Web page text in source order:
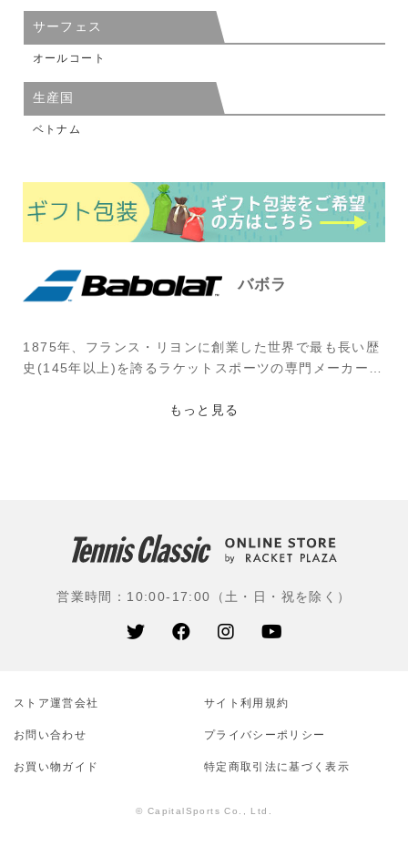
サーフェス
オールコート
生産国
ベトナム
バボラ
1875年、フランス・リヨンに創業した世界で最も長い歴
史(145年以上)を誇るラケットスポーツの専門メーカー。
に張るストリング(羊の腸で作られたナチュラル・ガッ
プレーヤーから支持されている。
アルカラス(スペイン)、フィリックス・オジェ・アリア
ン・ノリー(イギリス)、ドミニク・ティエム(オーストリ
エル太郎(エイブル)、綿貫陽介(フリー)、今井慎太郎(イ
もっと見る
営業時間：10:00-17:00（土・日・祝を除く）
ストア運営会社 サイト利⽤規約
お問い合わせ プライバシーポリシー
お買い物ガイド 特定商取引法に基づく表示
© CapitalSports Co., Ltd.